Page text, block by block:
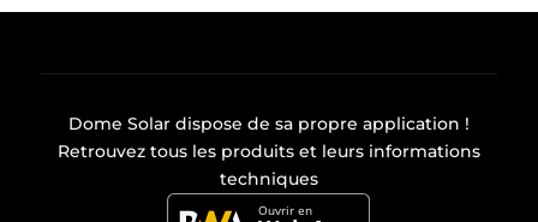
Dome Solar dispose de sa propre application !
Retrouvez tous les produits et leurs informations
techniques